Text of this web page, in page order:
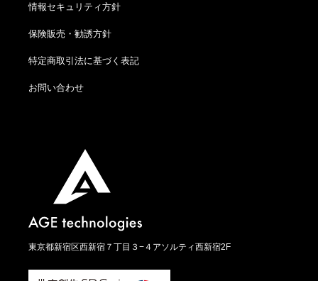
情報セキュリティ方針
保険販売・勧誘方針
特定商取引法に基づく表記
お問い合わせ
東京都新宿区西新宿７丁目３−４アソルティ西新宿2F